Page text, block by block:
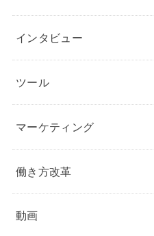
インタビュー
ツール
マーケティング
働き方改革
動画